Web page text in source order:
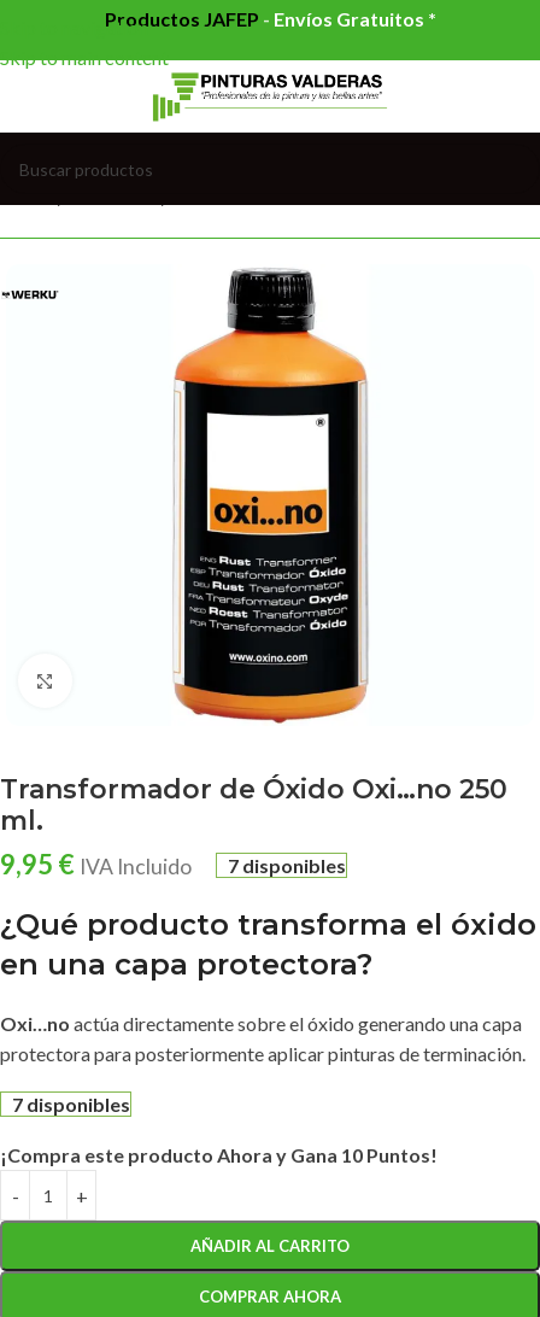
Skip to navigation
Skip to main content
Productos JAFEP - Envíos Gratuitos *
Clic para ampliar
Transformador de Óxido Oxi…no 250
ml.
9,95 € IVA Incluido 7 disponibles
¿Qué producto transforma el óxido
en una capa protectora?
Oxi…no actúa directamente sobre el óxido generando una capa
protectora para posteriormente aplicar pinturas de terminación.
7 disponibles
¡Compra este producto Ahora y Gana 10 Puntos!
AÑADIR AL CARRITO
COMPRAR AHORA